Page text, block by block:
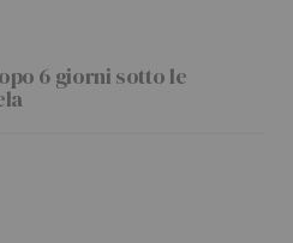
6 giorni sotto le